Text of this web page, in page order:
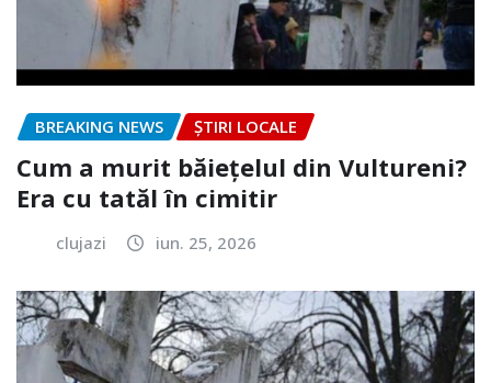
BREAKING NEWS ȘTIRI LOCALE
Cum a murit băiețelul din Vultureni?
Era cu tatăl în cimitir
clujazi iun. 25, 2026